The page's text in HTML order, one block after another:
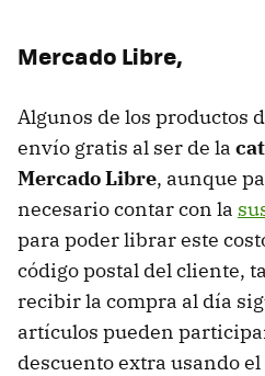
Mercado Libre,
Algunos de los productos
envío gratis al ser de la
Mercado Libre, aunque
necesario contar con la
para poder librar este
código postal del cliente,
recibir la compra al día
artículos pueden
descuento extra usando